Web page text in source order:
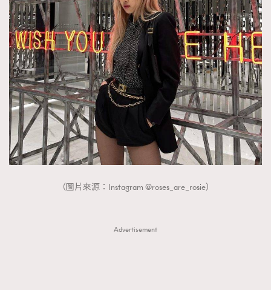
（圖片來源：Instagram @roses_are_rosie）
Advertisement